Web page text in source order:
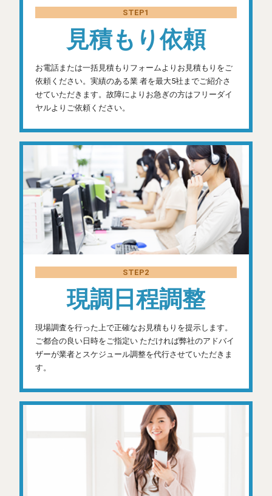
STEP1
見積もり依頼
お電話または一括見積もりフォームよりお見積もりをご
依頼ください。実績のある業 者を最大5社までご紹介さ
せていただきます。故障によりお急ぎの方はフリーダイ
ヤルよりご依頼ください。
STEP2
現調日程調整
現場調査を行った上で正確なお見積もりを提示します。
ご都合の良い日時をご指定い ただければ弊社のアドバイ
ザーが業者とスケジュール調整を代行させていただきま
す。